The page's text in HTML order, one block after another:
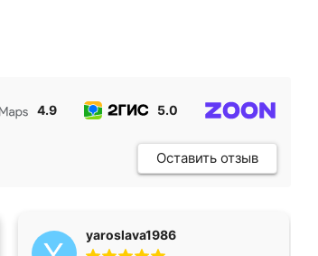
4.9 5.0
Оставить отзыв
yaroslava1986